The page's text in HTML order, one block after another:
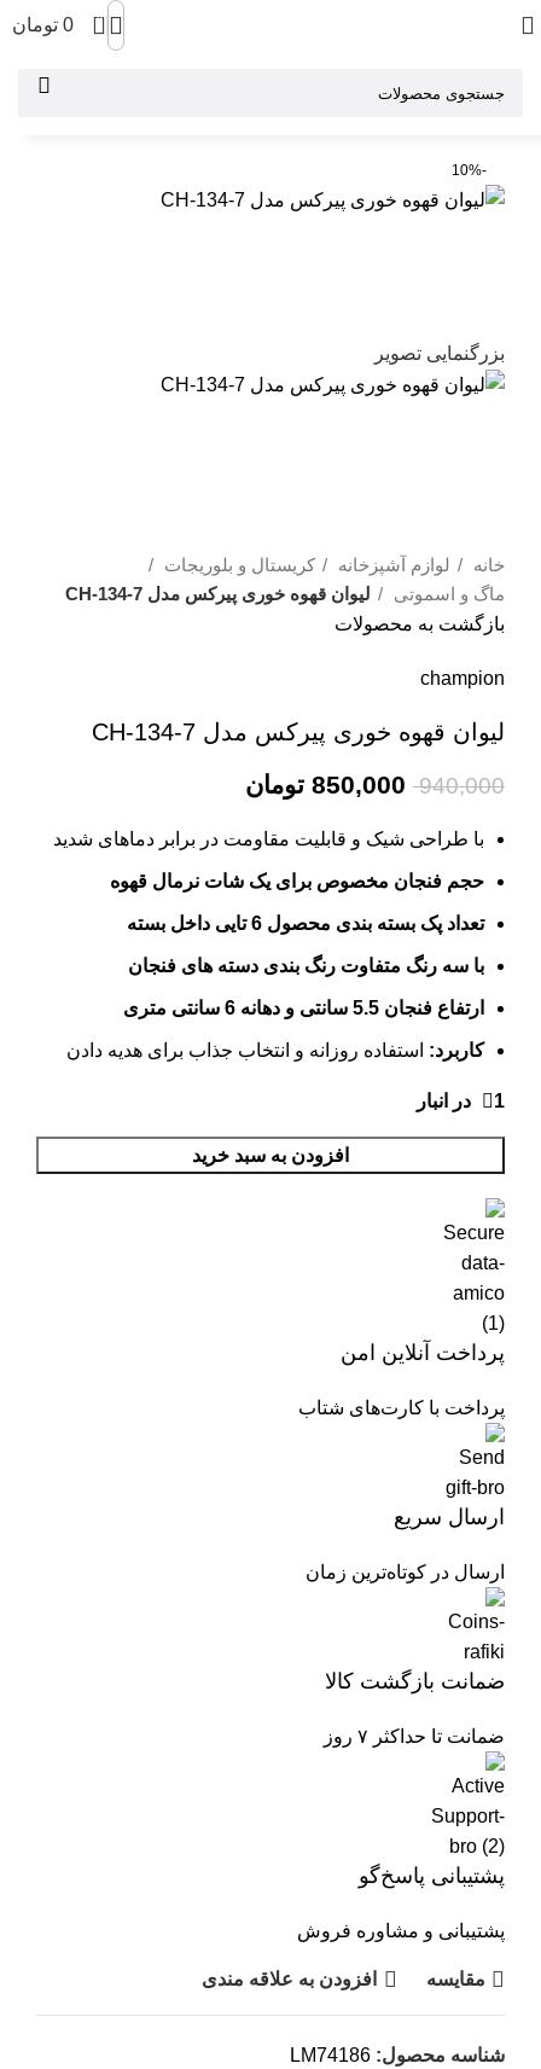
0
0 تومان
-10%
بزرگنمایی تصویر
خانه لوازم آشپزخانه
کریستال و بلوریجات
ماگ و اسموتی
لیوان قهوه خوری پیرکس مدل CH-134-7
بازگشت به محصولات
champion
لیوان قهوه خوری پیرکس مدل CH-134-7
940,000
850,000 تومان
با طراحی شیک و قابلیت مقاومت در برابر دماهای شدید
حجم فنجان مخصوص برای یک شات نرمال قهوه
تعداد پک بسته بندی محصول 6 تایی داخل بسته
با سه رنگ متفاوت رنگ بندی دسته های فنجان
ارتفاع فنجان 5.5 سانتی و دهانه 6 سانتی متری
کاربرد: استفاده روزانه و انتخاب جذاب برای هدیه دادن
1 در انبار
افزودن به سبد خرید
پرداخت آنلاین امن
پرداخت با کارت‌های شتاب
ارسال سریع
ارسال در کوتاه‌ترین زمان
ضمانت بازگشت کالا
ضمانت تا حداکثر ۷ روز
پشتیبانی پاسخ‌گو
پشتیبانی و مشاوره فروش
مقایسه افزودن به علاقه مندی
شناسه محصول: LM74186